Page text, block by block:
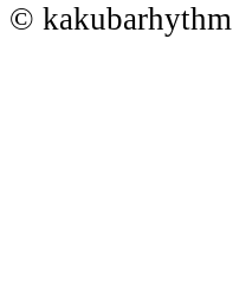
© kakubarhythm